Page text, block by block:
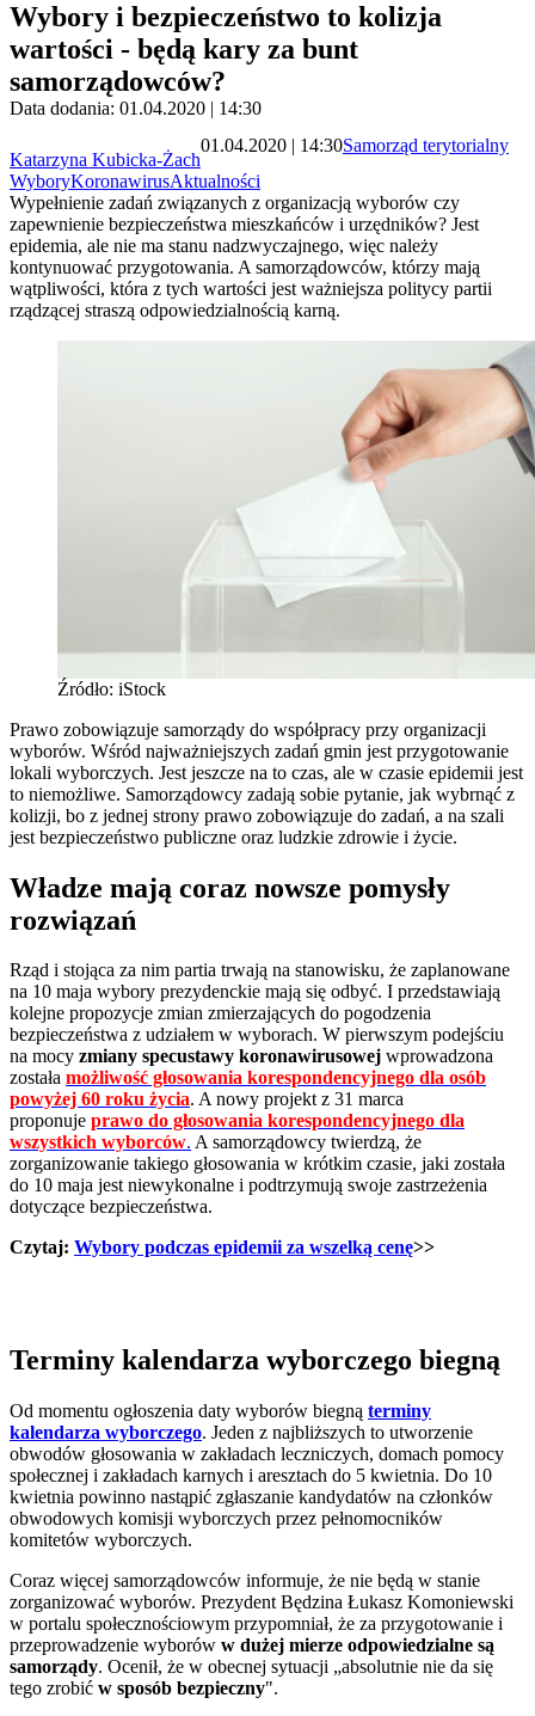
Wybory i bezpieczeństwo to kolizja
wartości - będą kary za bunt
samorządowców?
Data dodania: 01.04.2020 | 14:30
Katarzyna Kubicka-Żach
01.04.2020 | 14:30Samorząd terytorialny
WyboryKoronawirusAktualności
Wypełnienie zadań związanych z organizacją wyborów czy
zapewnienie bezpieczeństwa mieszkańców i urzędników? Jest
epidemia, ale nie ma stanu nadzwyczajnego, więc należy
kontynuować przygotowania. A samorządowców, którzy mają
wątpliwości, która z tych wartości jest ważniejsza politycy partii
rządzącej straszą odpowiedzialnością karną.
Źródło: iStock
Prawo zobowiązuje samorządy do współpracy przy organizacji
wyborów. Wśród najważniejszych zadań gmin jest przygotowanie
lokali wyborczych. Jest jeszcze na to czas, ale w czasie epidemii jest
to niemożliwe. Samorządowcy zadają sobie pytanie, jak wybrnąć z
kolizji, bo z jednej strony prawo zobowiązuje do zadań, a na szali
jest bezpieczeństwo publiczne oraz ludzkie zdrowie i życie.
Władze mają coraz nowsze pomysły
rozwiązań
Rząd i stojąca za nim partia trwają na stanowisku, że zaplanowane
na 10 maja wybory prezydenckie mają się odbyć. I przedstawiają
kolejne propozycje zmian zmierzających do pogodzenia
bezpieczeństwa z udziałem w wyborach. W pierwszym podejściu
na mocy zmiany specustawy koronawirusowej wprowadzona
została możliwość głosowania korespondencyjnego dla osób
powyżej 60 roku życia. A nowy projekt z 31 marca
proponuje prawo do głosowania korespondencyjnego dla
wszystkich wyborców. A samorządowcy twierdzą, że
zorganizowanie takiego głosowania w krótkim czasie, jaki została
do 10 maja jest niewykonalne i podtrzymują swoje zastrzeżenia
dotyczące bezpieczeństwa.
Czytaj: Wybory podczas epidemii za wszelką cenę>>
Terminy kalendarza wyborczego biegną
Od momentu ogłoszenia daty wyborów biegną terminy
kalendarza wyborczego. Jeden z najbliższych to utworzenie
obwodów głosowania w zakładach leczniczych, domach pomocy
społecznej i zakładach karnych i aresztach do 5 kwietnia. Do 10
kwietnia powinno nastąpić zgłaszanie kandydatów na członków
obwodowych komisji wyborczych przez pełnomocników
komitetów wyborczych.
Coraz więcej samorządowców informuje, że nie będą w stanie
zorganizować wyborów. Prezydent Będzina Łukasz Komoniewski
w portalu społecznościowym przypomniał, że za przygotowanie i
przeprowadzenie wyborów w dużej mierze odpowiedzialne są
samorządy. Ocenił, że w obecnej sytuacji „absolutnie nie da się
tego zrobić w sposób bezpieczny".